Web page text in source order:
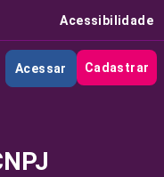
Acessibilidade
Acessar Cadastrar